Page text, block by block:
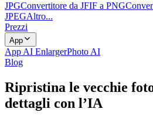
JPGConvertitore da JFIF a PNG
JPEGAltro...
Prezzi
App
App AI EnlargerPhoto AI
Blog
Ripristina le vecchie
dettagli con l’IA